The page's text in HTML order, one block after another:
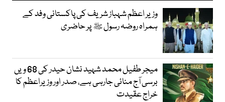
وزیر اعظم شہباز شریف کی پاکستانی وفد کے
ہمراہ روضہ رسول ﷺ پر حاضری
میجر طفیل محمد شہید نشان حیدر کی 68 ویں
برسی آج منائی جارہی ہے، صدر اور وزیراعظم کا
خراج عقیدت